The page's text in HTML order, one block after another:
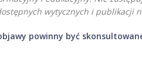
wytycznych i publikacji
powinny być